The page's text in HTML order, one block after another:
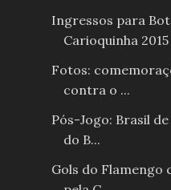
Ingressos para
Carioquinha 2015
Fotos:
contra o ...
Pós-Jogo: Brasil
do B...
Gols do Flamengo